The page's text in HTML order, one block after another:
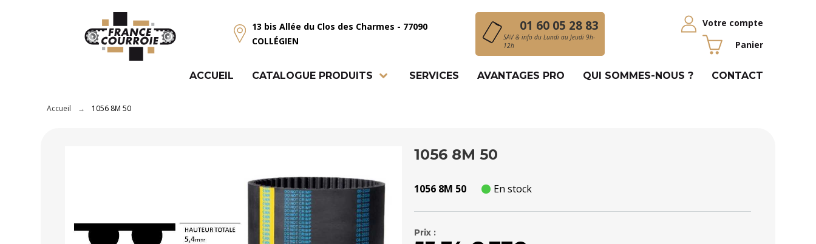
13 bis Allée du Clos des Charmes - 77090
COLLÉGIEN
01 60 05 28 83
SAV & info du Lundi au Jeudi 9h-
12h
Votre compte
Panier
ACCUEIL CATALOGUE PRODUITS SERVICES AVANTAGES PRO QUI SOMMES-NOUS ? CONTACT
Accueil 1056 8M 50
1056 8M 50
1056 8M 50 En stock
Prix :